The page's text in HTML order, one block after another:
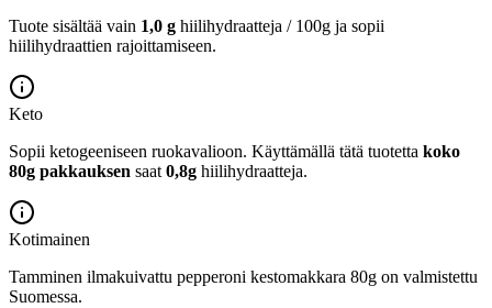
Tuote sisältää vain 1,0 g hiilihydraatteja / 100g ja sopii
hiilihydraattien rajoittamiseen.
Keto
Sopii ketogeeniseen ruokavalioon. Käyttämällä tätä tuotetta koko
80g pakkauksen saat 0,8g hiilihydraatteja.
Kotimainen
Tamminen ilmakuivattu pepperoni kestomakkara 80g on valmistettu
Suomessa.